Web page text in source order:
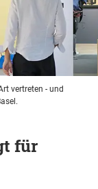
vertreten - und
für